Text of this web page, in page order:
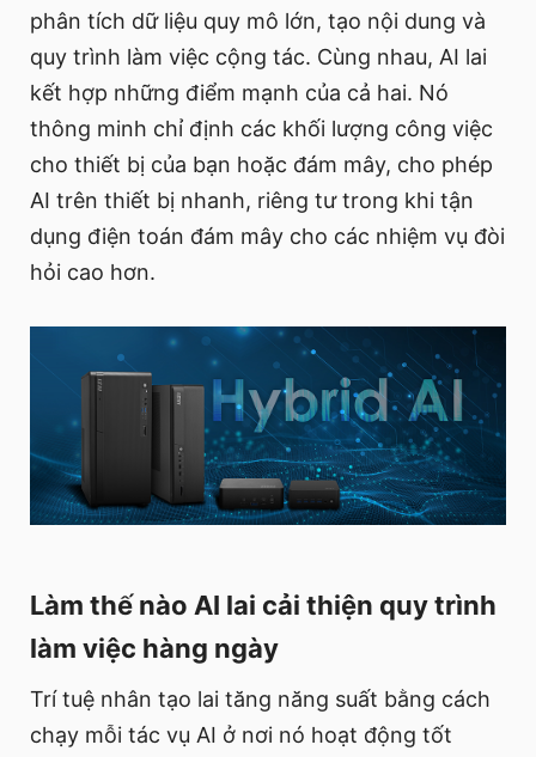
phân tích dữ liệu quy mô lớn, tạo nội dung và
quy trình làm việc cộng tác. Cùng nhau, AI lai
kết hợp những điểm mạnh của cả hai. Nó
thông minh chỉ định các khối lượng công việc
cho thiết bị của bạn hoặc đám mây, cho phép
AI trên thiết bị nhanh, riêng tư trong khi tận
dụng điện toán đám mây cho các nhiệm vụ đòi
hỏi cao hơn.
Làm thế nào AI lai cải thiện quy trình
làm việc hàng ngày
Trí tuệ nhân tạo lai tăng năng suất bằng cách
chạy mỗi tác vụ AI ở nơi nó hoạt động tốt